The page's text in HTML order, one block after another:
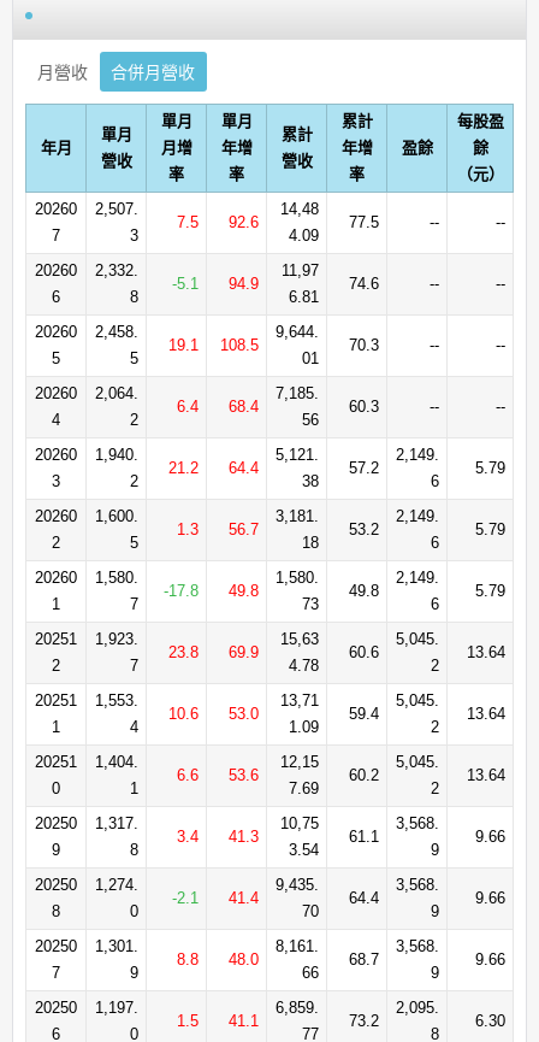
月營收 合併月營收
年月
單月
營收
單月
月增
率
單月
年增
率
累計
營收
累計
年增
率
盈餘
每股盈
餘
（元）
20260
7
2,507.
3
7.5 92.6
14,48
4.09
77.5 -- --
20260
6
2,332.
8
-5.1 94.9
11,97
6.81
74.6 -- --
20260
5
2,458.
5
19.1 108.5
9,644.
01
70.3 -- --
20260
4
2,064.
2
6.4 68.4
7,185.
56
60.3 -- --
20260
3
1,940.
2
21.2 64.4
5,121.
38
57.2
2,149.
6
5.79
20260
2
1,600.
5
1.3 56.7
3,181.
18
53.2
2,149.
6
5.79
20260
1
1,580.
7
-17.8 49.8
1,580.
73
49.8
2,149.
6
5.79
20251
2
1,923.
7
23.8 69.9
15,63
4.78
60.6
5,045.
2
13.64
20251
1
1,553.
4
10.6 53.0
13,71
1.09
59.4
5,045.
2
13.64
20251
0
1,404.
1
6.6 53.6
12,15
7.69
60.2
5,045.
2
13.64
20250
9
1,317.
8
3.4 41.3
10,75
3.54
61.1
3,568.
9
9.66
20250
8
1,274.
0
-2.1 41.4
9,435.
70
64.4
3,568.
9
9.66
20250
7
1,301.
9
8.8 48.0
8,161.
66
68.7
3,568.
9
9.66
20250
6
1,197.
0
1.5 41.1
6,859.
77
73.2
2,095.
8
6.30